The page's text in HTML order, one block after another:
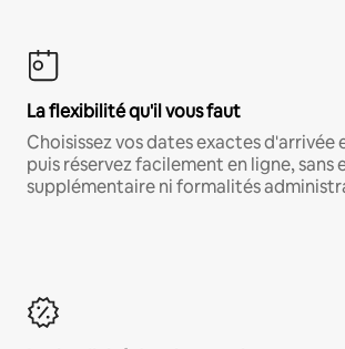
La flexibilité qu'il vous faut
Choisissez vos dates exactes d'arrivée
puis réservez facilement en ligne, sans
supplémentaire ni formalités